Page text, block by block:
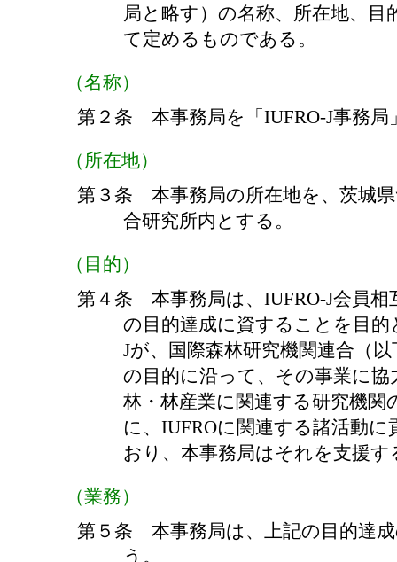
局と略す）の名称、所在地、
て定めるものである。
（名称）
第２条 本事務局を「IUFRO-J事務局
（所在地）
第３条 本事務局の所在地を、茨城
合研究所内とする。
（目的）
第４条 本事務局は、IUFRO-J会員相
の目的達成に資することを目
Jが、国際森林研究機関連合（
の目的に沿って、その事業に
林・林産業に関連する研究機
に、IUFROに関連する諸活動
おり、本事務局はそれを支援す
（業務）
第５条 本事務局は、上記の目的達
う。